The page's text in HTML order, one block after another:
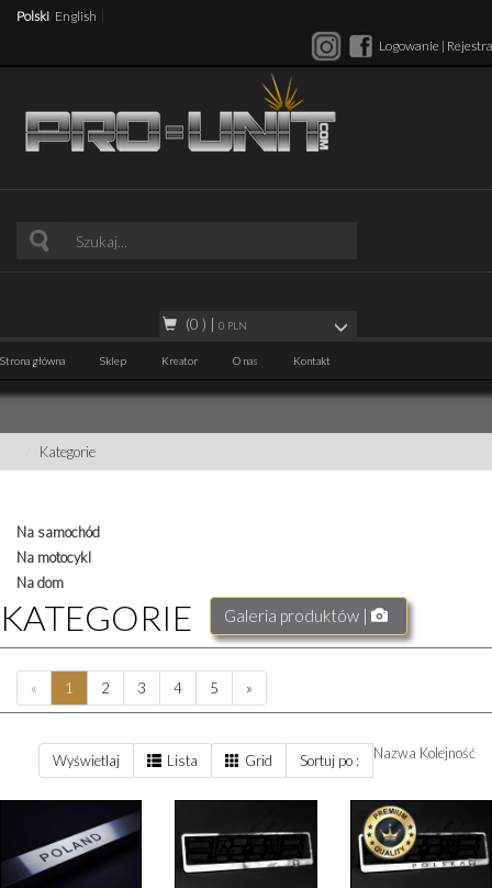
Polski English
Logowanie |
(0 ) 0 PLN
Strona główna Sklep Kreator O nas Kontakt
Kategorie
Na samochód
Na motocykl
Na dom
KATEGORIE Galeria produktów |
« 1 2 3 4 5 »
Wyświetlaj Lista Grid Sortuj po : Nazwa Kolejność